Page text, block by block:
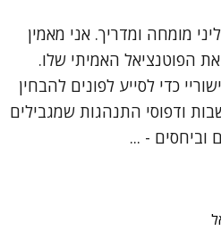
מומחה ומדריך. אני מאמין
הפוטנציאל האמיתי שלו.
כדי לסייע לפונים להבחין
ודפוסי התנהגות שמגבילים
וביחסים - ...